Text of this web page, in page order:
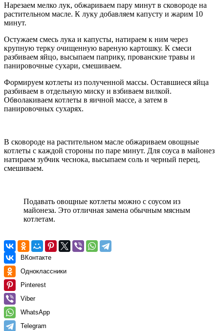
Нарезаем мелко лук, обжариваем пару минут в сковороде на
растительном масле. К луку добавляем капусту и жарим 10
минут.
Остужаем смесь лука и капусты, натираем к ним через
крупную терку очищенную вареную картошку. К смеси
разбиваем яйцо, высыпаем паприку, прованские травы и
панировочные сухари, смешиваем.
Формируем котлеты из полученной массы. Оставшиеся яйца
разбиваем в отдельную миску и взбиваем вилкой.
Обволакиваем котлеты в яичной массе, а затем в
панировочных сухарях.
В сковороде на растительном масле обжариваем овощные
котлеты с каждой стороны по паре минут. Для соуса в майонез
натираем зубчик чеснока, высыпаем соль и черный перец,
смешиваем.
Подавать овощные котлеты можно с соусом из
майонеза. Это отличная замена обычным мясным
котлетам.
ВКонтакте
Одноклассники
Pinterest
Viber
WhatsApp
Telegram